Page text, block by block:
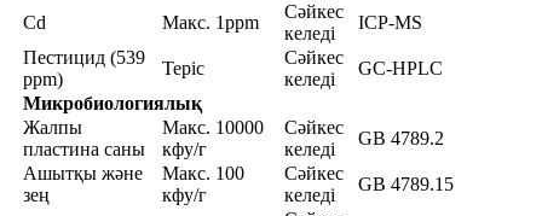
Cd Макс. 1ppm
Сәйкес
келеді
ICP-MS
Пестицид (539
ppm)
Теріс
Сәйкес
келеді
GC-HPLC
Микробиологиялық
Жалпы
пластина саны
Макс. 10000
кфу/г
Сәйкес
келеді
GB 4789.2
Ашытқы және
зең
Макс. 100
кфу/г
Сәйкес
келеді
GB 4789.15